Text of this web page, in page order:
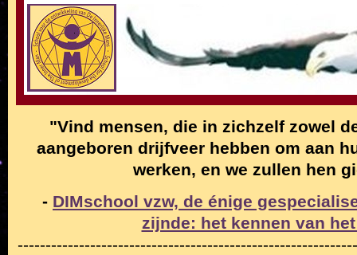
"Vind mensen, die in zichzelf zowel
aangeboren drijfveer hebben om aan
werken, en we zullen hen
- DIMschool vzw, de énige
zijnde: het kennen van